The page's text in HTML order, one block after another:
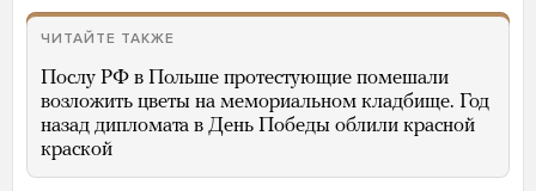
ЧИТАЙТЕ ТАКЖЕ
Послу РФ в Польше протестующие помешали
возложить цветы на мемориальном кладбище. Год
назад дипломата в День Победы облили красной
краской